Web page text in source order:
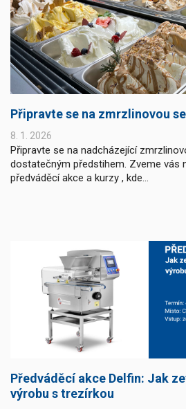
Připravte se na zmrzlinovou
8. 1. 2026
Připravte se na nadcházející
dostatečným předstihem. Zveme vás
předváděcí akce a kurzy , kde...
Předváděcí akce Delfin: Jak
výrobu s trezírkou